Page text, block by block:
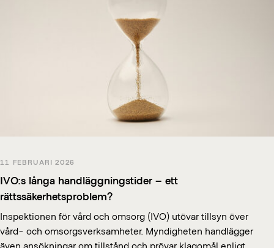
11 FEBRUARI 2026
IVO:s långa handläggningstider – ett
rättssäkerhetsproblem?
Inspektionen för vård och omsorg (IVO) utövar tillsyn över
vård- och omsorgsverksamheter. Myndigheten handlägger
även ansökningar om tillstånd och prövar klagomål enligt